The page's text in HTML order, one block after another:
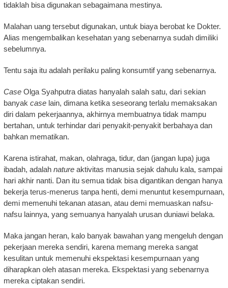
tidaklah bisa digunakan sebagaimana mestinya.
Malahan uang tersebut digunakan, untuk biaya berobat ke Dokter.
Alias mengembalikan kesehatan yang sebenarnya sudah dimiliki
sebelumnya.
Tentu saja itu adalah perilaku paling konsumtif yang sebenarnya.
CaseOlga Syahputra diatas hanyalah salah satu, dari sekian
banyak caselain, dimana ketika seseorang terlalu memaksakan
diri dalam pekerjaannya, akhirnya membuatnya tidak mampu
bertahan, untuk terhindar dari penyakit-penyakit berbahaya dan
bahkan mematikan.
Karena istirahat, makan, olahraga, tidur, dan (jangan lupa) juga
ibadah, adalah natureaktivitas manusia sejak dahulu kala, sampai
hari akhir nanti. Dan itu semua tidak bisa digantikan dengan hanya
bekerja terus-menerus tanpa henti, demi menuntut kesempurnaan,
demi memenuhi tekanan atasan, atau demi memuaskan nafsu-
nafsu lainnya, yang semuanya hanyalah urusan duniawi belaka.
Maka jangan heran, kalo banyak bawahan yang mengeluh dengan
pekerjaan mereka sendiri, karena memang mereka sangat
kesulitan untuk memenuhi ekspektasi kesempurnaan yang
diharapkan oleh atasan mereka. Ekspektasi yang sebenarnya
mereka ciptakan sendiri.